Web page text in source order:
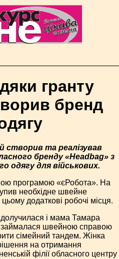
гранту
бренд
створив та реалізував
бренду «Headbag» з
одягу для військових.
програмою «єРобота». На
необхідне швейне
додаткові робочі місця.
і мама Тамара
займалася швейною справою
сімейний тандем. Жінка
на отримання
філії обласного центру